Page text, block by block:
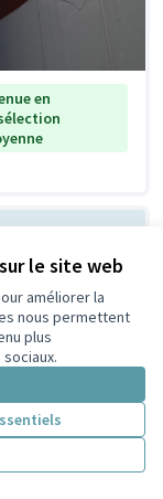
le site web
améliorer la
nous permettent
plus
en
en